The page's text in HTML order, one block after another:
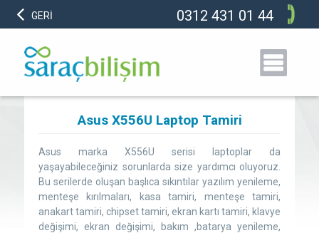
GERİ 0312 431 01 44
Asus X556U Laptop Tamiri
Asus marka X556U serisi laptoplar da
yaşayabileceğiniz sorunlarda size yardımcı oluyoruz.
Bu serilerde oluşan başlıca sıkıntılar yazılım yenileme,
menteşe kırılmaları, kasa tamiri, menteşe tamiri,
anakart tamiri, chipset tamiri, ekran kartı tamiri, klavye
değişimi, ekran değişimi, bakım ,batarya yenileme,